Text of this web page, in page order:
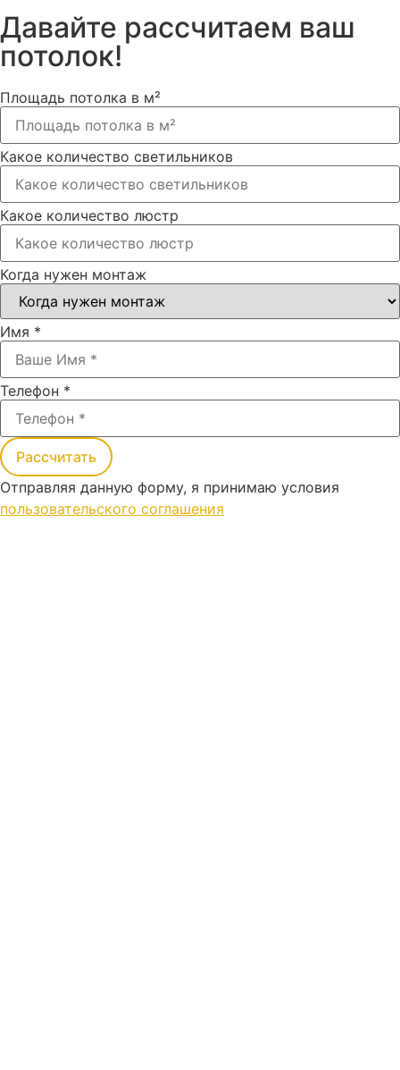
Давайте рассчитаем ваш
потолок!
Площадь потолка в м²
Какое количество светильников
Какое количество люстр
Когда нужен монтаж
Имя *
Телефон *
Рассчитать
Отправляя данную форму, я принимаю условия
пользовательского соглашения